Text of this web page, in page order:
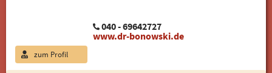
040 - 69642727
www.dr-bonowski.de
zum Profil